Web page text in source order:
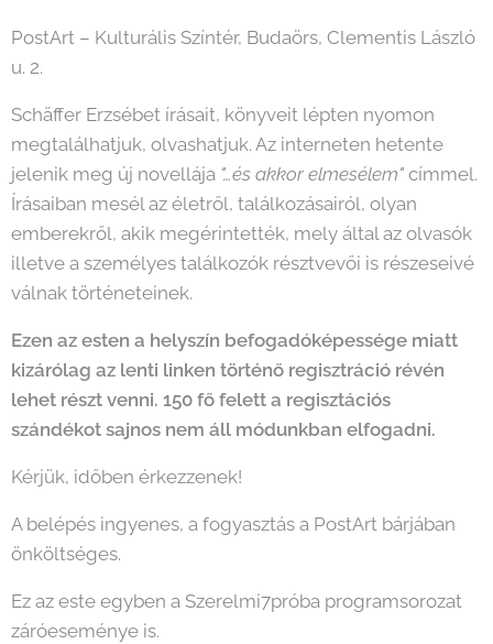
PostArt – Kulturális Színtér, Budaörs, Clementis László
u. 2.
Schäffer Erzsébet írásait, könyveit lépten nyomon
megtalálhatjuk, olvashatjuk. Az interneten hetente
jelenik meg új novellája "…és akkor elmesélem" címmel.
Írásaiban mesél az életről, találkozásairól, olyan
emberekről, akik megérintették, mely által az olvasók
illetve a személyes találkozók résztvevői is részeseivé
válnak történeteinek.
Ezen az esten a helyszín befogadóképessége miatt
kizárólag az lenti linken történő regisztráció révén
lehet részt venni. 150 fő felett a regisztációs
szándékot sajnos nem áll módunkban elfogadni.
Kérjük, időben érkezzenek!
A belépés ingyenes, a fogyasztás a PostArt bárjában
önköltséges.
Ez az este egyben a Szerelmi7próba programsorozat
záróeseménye is.